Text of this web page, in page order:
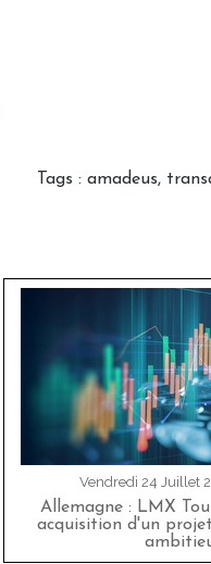
Tags : amadeus,
Vendredi 24 Juillet
Allemagne : LMX
acquisition d'un